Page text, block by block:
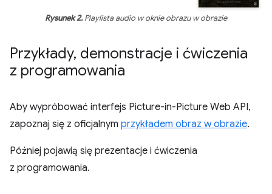
Rysunek 2.Playlista audio w oknie obrazu w obrazie
Przykłady, demonstracje i ćwiczenia
z programowania
Aby wypróbować interfejs Picture-in-Picture Web API,
zapoznaj się z oficjalnym przykładem obraz w obrazie.
Później pojawią się prezentacje i ćwiczenia
z programowania.